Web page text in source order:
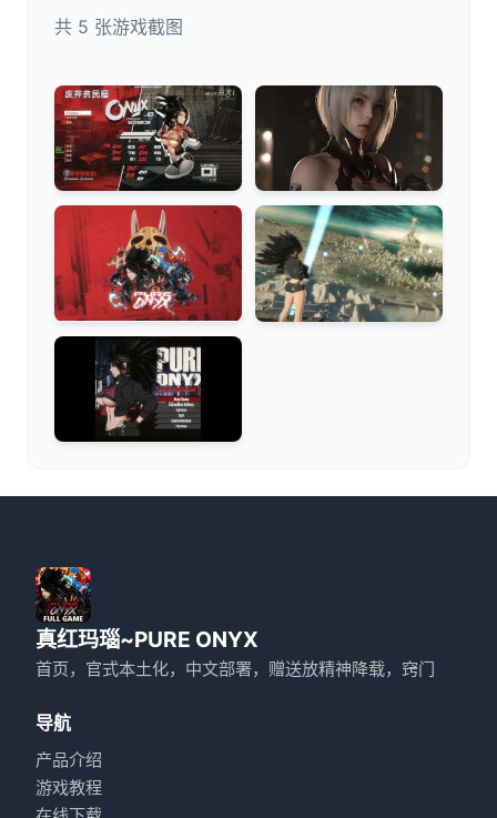
共 5 张游戏截图
真红玛瑙~PURE ONYX
首页，官式本土化，中文部署，赠送放精神降载，窍门
导航
产品介绍
游戏教程